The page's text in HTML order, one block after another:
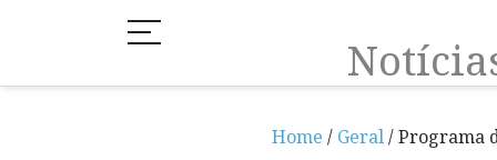
Home / Geral/ Programa